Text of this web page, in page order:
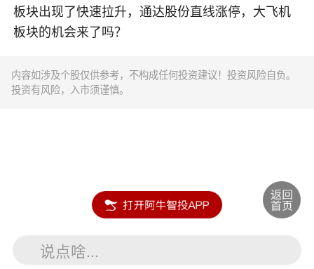
板块出现了快速拉升，通达股份直线涨停，大飞机
板块的机会来了吗？
内容如涉及个股仅供参考，不构成任何投资建议！投资风险自负。
投资有风险，入市须谨慎。
说点啥...